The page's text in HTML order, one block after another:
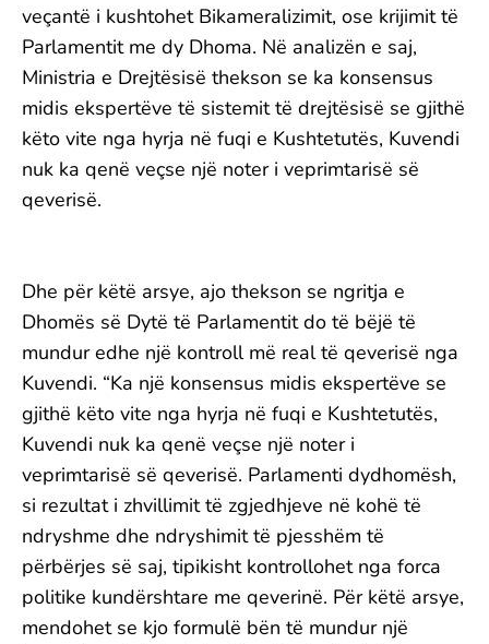
veçantë i kushtohet Bikameralizimit, ose krijimit të
Parlamentit me dy Dhoma. Në analizën e saj,
Ministria e Drejtësisë thekson se ka konsensus
midis ekspertëve të sistemit të drejtësisë se gjithë
këto vite nga hyrja në fuqi e Kushtetutës, Kuvendi
nuk ka qenë veçse një noter i veprimtarisë së
qeverisë.
Dhe për këtë arsye, ajo thekson se ngritja e
Dhomës së Dytë të Parlamentit do të bëjë të
mundur edhe një kontroll më real të qeverisë nga
Kuvendi. “Ka një konsensus midis ekspertëve se
gjithë këto vite nga hyrja në fuqi e Kushtetutës,
Kuvendi nuk ka qenë veçse një noter i
veprimtarisë së qeverisë. Parlamenti dydhomësh,
si rezultat i zhvillimit të zgjedhjeve në kohë të
ndryshme dhe ndryshimit të pjesshëm të
përbërjes së saj, tipikisht kontrollohet nga forca
politike kundërshtare me qeverinë. Për këtë arsye,
mendohet se kjo formulë bën të mundur një